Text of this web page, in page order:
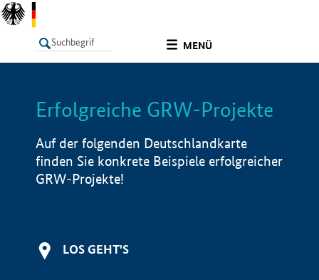
MENÜ
LISTE Info
Erfolgreiche GRW-Projekte
Auf der folgenden Deutschlandkarte
finden Sie konkrete Beispiele erfolgreicher
GRW-Projekte!
LOS GEHT'S